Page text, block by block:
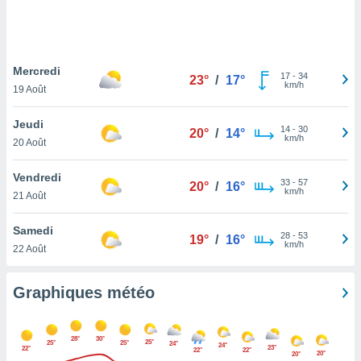
pas
de
cas,
que
sur le
ne
Mercredi
19 Août
23° / 17° 17- 34
km/h
Jeudi
20 Août
20° / 14° 14- 30
km/h
Vendredi
21 Août
20° / 16° 33- 57
km/h
Samedi
22 Août
19° / 16° 28- 53
km/h
Graphiques météo
22°
25°
28° 30°
25° 25°
24°
22°
24°
22°
23°
20°
20°